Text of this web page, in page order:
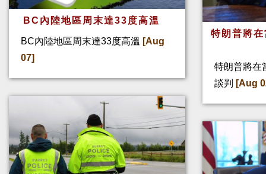
BC內陸地區周末達33度高溫
BC內陸地區周末達33度高溫 [Aug
07]
特朗普將
特朗普將在
談判
[Aug